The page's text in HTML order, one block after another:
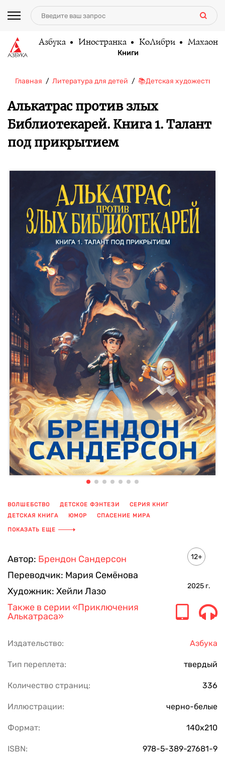
Азбука Иностранка КоЛибри Махаон
Книги
Главная Литература для детей 📚Детская
Алькатрас против злых
Библиотекарей. Книга 1. Талант
под прикрытием
ВОЛШЕБСТВО ДЕТСКОЕ ФЭНТЕЗИ
СЕРИЯ КНИГ
ДЕТСКАЯ КНИГА
ЮМОР
СПАСЕНИЕ МИРА
КНИГА С ИЛЛЮСТРАЦИЯМИ
ПОКАЗАТЬ ЕЩЕ
Автор: Брендон Сандерсон
Переводчик: Мария Семёнова
Художник: Хейли Лазо
12+
2025 г.
Также в серии «Приключения
Алькатраса»
Издательство: Азбука
Тип переплета: твердый
Количество страниц: 336
Иллюстрации: черно-белые
Формат: 140х210
ISBN: 978-5-389-27681-9